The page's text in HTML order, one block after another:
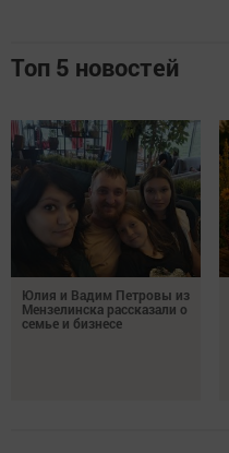
Топ 5 новостей
Юлия и Вадим Петровы из
Мензелинска рассказали о
семье и бизнесе